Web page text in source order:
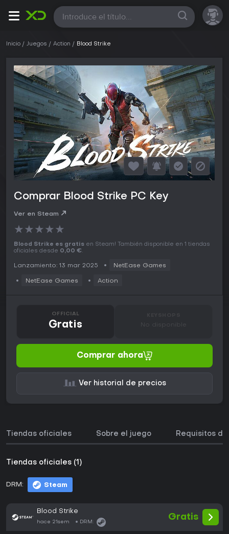
Todas
Inicio Juegos Action Blood Strike
Comprar Blood Strike PC Key
Ver en Steam
★★★★★
Blood Strike es gratis en Steam! También disponible en 1 tiendas
oficiales desde 0,00 €.
Lanzamiento: 13 mar 2025 NetEase Games
NetEase Games Action
OFFICIAL
Gratis No disponible
Comprar ahora
Ver historial de precios
Tiendas oficiales Sobre el juego Requisitos
Tiendas oficiales (1)
DRM: Steam
Blood Strike
hace 21sem DRM:
Gratis